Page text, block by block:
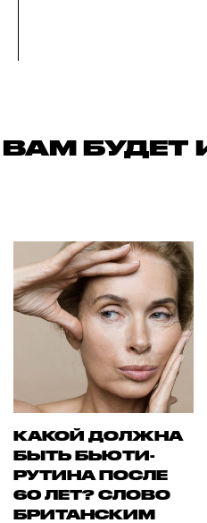
ВАМ БУДЕТ
КАКОЙ ДОЛЖНА
БЫТЬ БЬЮТИ-
РУТИНА ПОСЛЕ
60 ЛЕТ? СЛОВО
БРИТАНСКИМ